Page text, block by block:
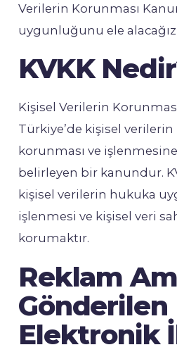
Verilerin Korunması
uygunluğunu ele alacağız.
KVKK
Kişisel Verilerin
Türkiye’de kişisel
korunması ve
belirleyen bir kanundur.
kişisel verilerin hukuka
işlenmesi ve kişisel veri
korumaktır.
Reklam
Gönderilen
Elektronik